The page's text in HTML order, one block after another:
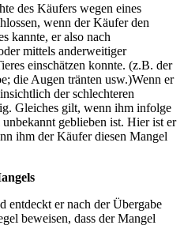
des Käufers wegen eines
wenn der Käufer den
kannte, er also nach
mittels anderweitiger
einschätzen konnte. (z.B. der
die Augen tränten usw.)Wenn er
der schlechteren
Gleiches gilt, wenn ihm infolge
geblieben ist. Hier ist er
ihm der Käufer diesen Mangel
er nach der Übergabe
beweisen, dass der Mangel